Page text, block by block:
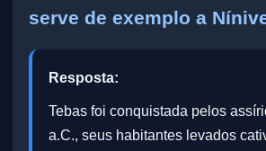
serve de exemplo a
Resposta:
Tebas foi conquistada pelos
a.C., seus habitantes levados